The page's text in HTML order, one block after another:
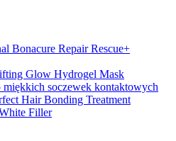
Bonacure Repair Rescue+
Glow Hydrogel Mask
soczewek kontaktowych
Hair Bonding Treatment
Filler